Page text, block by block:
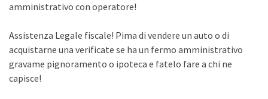
amministrativo con operatore!
Assistenza Legale fiscale! Pima di vendere un auto o di
acquistarne una verificate se ha un fermo amministrativo
gravame pignoramento o ipoteca e fatelo fare a chi ne
capisce!